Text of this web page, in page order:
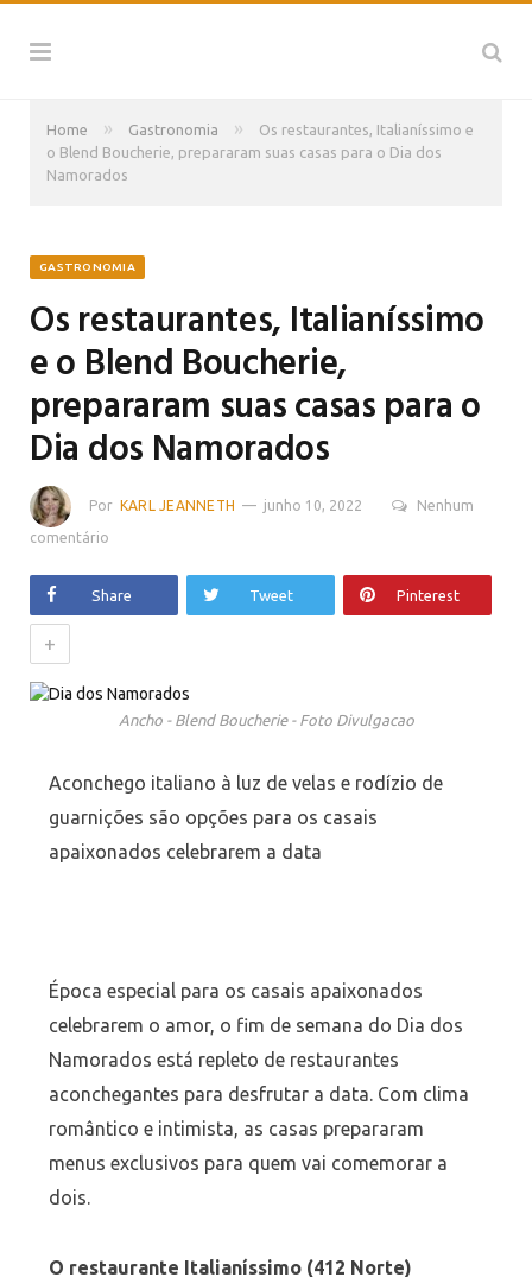
Home » Gastronomia »
Os restaurantes, Italianíssimo e
o Blend Boucherie, prepararam suas casas para o Dia dos
Namorados
GASTRONOMIA
Os restaurantes, Italianíssimo
e o Blend Boucherie,
prepararam suas casas para o
Dia dos Namorados
Por KARL JEANNETH junho 10, 2022 Nenhum
comentário
Share Tweet Pinterest
+
Ancho - Blend Boucherie - Foto Divulgacao
Aconchego italiano à luz de velas e rodízio de
guarnições são opções para os casais
apaixonados celebrarem a data
Época especial para os casais apaixonados
celebrarem o amor, o fim de semana do Dia dos
Namorados está repleto de restaurantes
aconchegantes para desfrutar a data. Com clima
romântico e intimista, as casas prepararam
menus exclusivos para quem vai comemorar a
dois.
O restaurante Italianíssimo (412 Norte)